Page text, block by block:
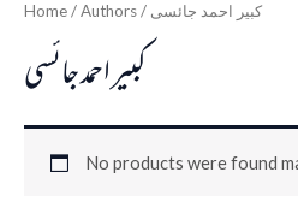
Home / Authors / كبير احمد جائسى
كبير احمد جائسى
No products were found